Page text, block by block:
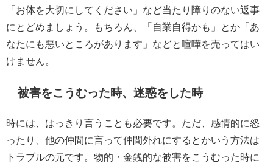
「お体を大切にしてください」など当たり障りのない返事
にとどめましょう。もちろん、「自業自得かも」とか「あ
なたにも悪いところがあります」などと喧嘩を売ってはい
けません。
被害をこうむった時、迷惑をした時
時には、はっきり言うことも必要です。ただ、感情的に怒
ったり、他の仲間に言って仲間外れにするとかいう方法は
トラブルの元です。物的・金銭的な被害をこうむった時に